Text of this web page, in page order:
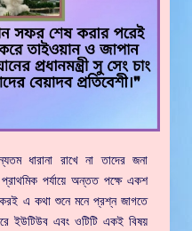
ধারানা রাখে না তাদের জনা
পর্যায়ে অন্তত পক্ষে একশ
এ কথা শুনে মনে প্রশ্ন জাগতে
ইউটিউব এবং ওটিটি একই বিষয়